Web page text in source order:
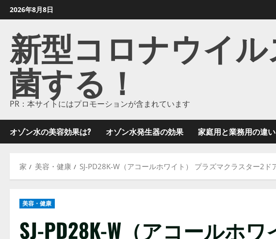
ン
2026年8月8日
新型コロナウイル
菌する！
PR：本サイトにはプロモーションが含まれています
オゾン水の美容効果は? オゾン水発生器の効果 家庭用と業務用の違い
家 美容・健康 SJ-PD28K-W（アコールホワイト） プラズマクラスター2
美容・健康
SJ-PD28K-W（アコールホ